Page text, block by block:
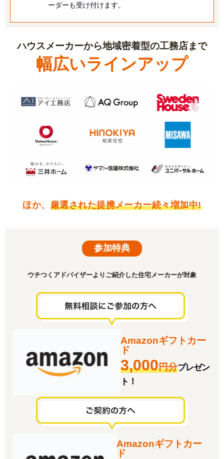
ーダーも受け付けます。
ハウスメーカーから地域密着型の工務店まで
幅広いラインアップ
ほか、 厳選された提携メーカー続々増加中!
参加特典
ウチつくアドバイザーよりご紹介した住宅メーカーが対象
Amazonギフトカー
ド
3,000円分プレゼン
ト！
Amazonギフトカー
ド